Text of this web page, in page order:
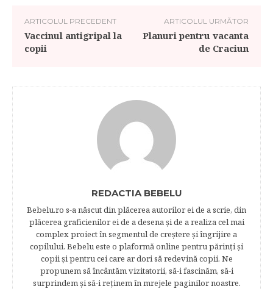
ARTICOLUL PRECEDENT
Vaccinul antigripal la
copii
ARTICOLUL URMĂTOR
Planuri pentru vacanta
de Craciun
REDACTIA BEBELU
Bebelu.ro s-a născut din plăcerea autorilor ei de a scrie, din
plăcerea graficienilor ei de a desena şi de a realiza cel mai
complex proiect în segmentul de creştere şi îngrijire a
copilului. Bebelu este o plaformă online pentru părinţi şi
copii şi pentru cei care ar dori să redevină copii. Ne
propunem să încântăm vizitatorii, să-i fascinăm, să-i
surprindem şi să-i reţinem în mrejele paginilor noastre.​